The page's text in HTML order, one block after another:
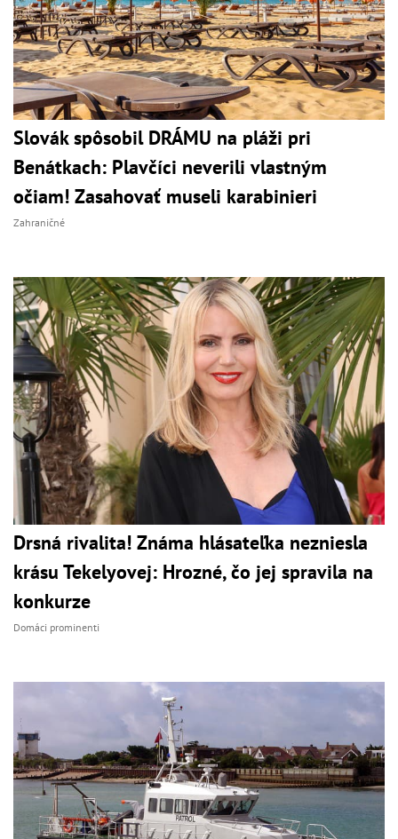
Slovák spôsobil DRÁMU na pláži pri
Benátkach: Plavčíci neverili vlastným
očiam! Zasahovať museli karabinieri
Zahraničné
Drsná rivalita! Známa hlásateľka nezniesla
krásu Tekelyovej: Hrozné, čo jej spravila na
konkurze
Domáci prominenti